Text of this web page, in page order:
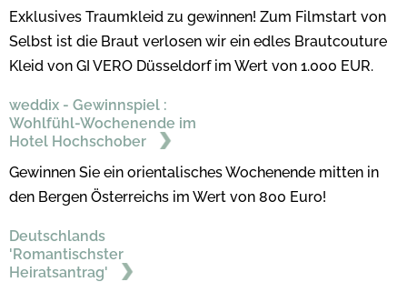
Exklusives Traumkleid zu gewinnen! Zum Filmstart von
Selbst ist die Braut verlosen wir ein edles Brautcouture
Kleid von GI VERO Düsseldorf im Wert von 1.000 EUR.
weddix - Gewinnspiel :
Wohlfühl-Wochenende im
Hotel Hochschober
Gewinnen Sie ein orientalisches Wochenende mitten in
den Bergen Österreichs im Wert von 800 Euro!
Deutschlands
'Romantischster
Heiratsantrag'